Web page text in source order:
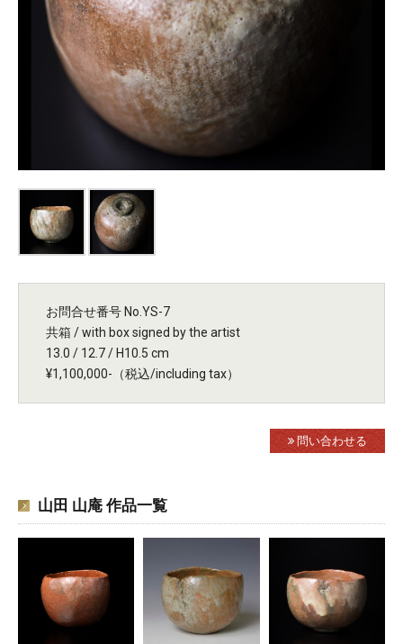
お問合せ番号 No.YS-7
共箱 / with box signed by the artist
13.0 / 12.7 / H10.5 cm
¥1,100,000-（税込/including tax）
問い合わせる
山田 山庵 作品一覧